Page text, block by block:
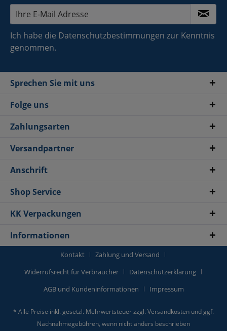
Ich habe die Datenschutzbestimmungen zur Kenntnis
genommen.
Sprechen Sie mit uns
Folge uns
Zahlungsarten
Versandpartner
Anschrift
Shop Service
KK Verpackungen
Informationen
Kontakt
Zahlung und Versand
Widerrufsrecht für Verbraucher
Datenschutzerklärung
AGB und Kundeninformationen
Impressum
* Alle Preise inkl. gesetzl. Mehrwertsteuer zzgl. Versandkosten und ggf.
Nachnahmegebühren, wenn nicht anders beschrieben